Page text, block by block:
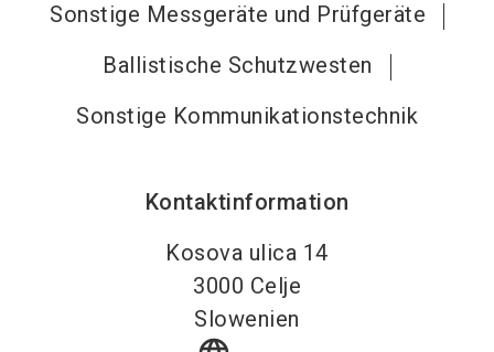
Sonstige Messgeräte und Prüfgeräte
Ballistische Schutzwesten
Sonstige Kommunikationstechnik
Kontaktinformation
Kosova ulica 14
3000 Celje
Slowenien